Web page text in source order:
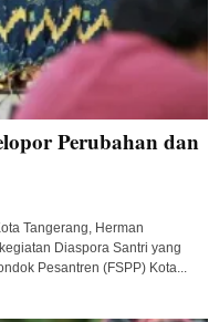
Perubahan dan
Tangerang, Herman
Diaspora Santri yang
Pesantren (FSPP) Kota...